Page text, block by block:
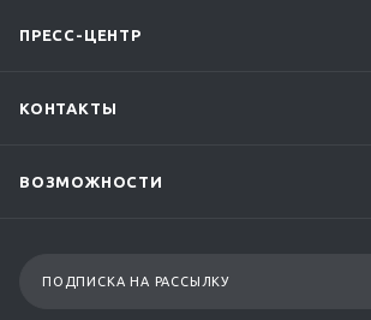
ПРЕСС-ЦЕНТР
КОНТАКТЫ
ВОЗМОЖНОСТИ
ПОДПИСКА НА РАССЫЛКУ